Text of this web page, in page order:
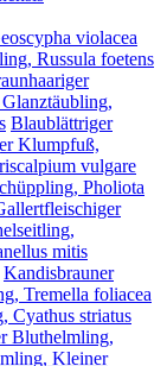
violacea
Russula foetens
Blaublättriger
Klumpfuß,
vulgare
Pholiota
mitis
Kandisbrauner
Tremella foliacea
Cyathus striatus
Bluthelmling,
Kleiner